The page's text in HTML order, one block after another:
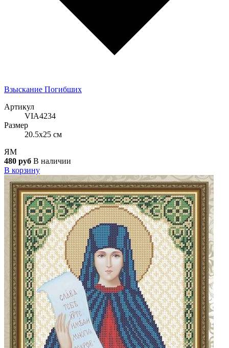
Взыскание Погибших
Артикул
VIA4234
Размер
20.5x25 см
ЯМ
480 руб В наличии
В корзину